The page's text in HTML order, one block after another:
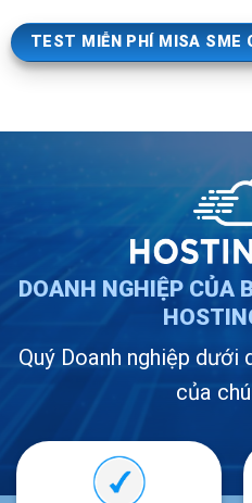
TEST MIỄN PHÍ MISA SME
DOANH NGHIỆP CỦA
Quý Doanh nghiệp dưới
của